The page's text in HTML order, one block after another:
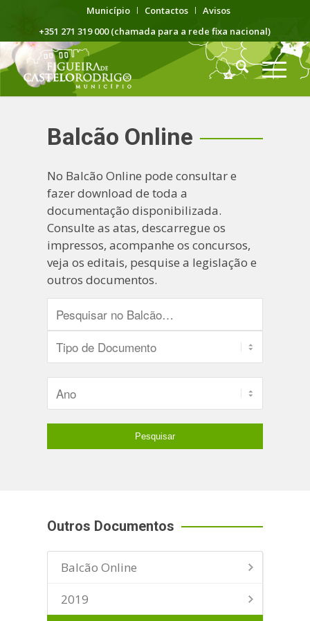
Município Contactos
Avisos
+351 271 319 000 (chamada para a rede fixa nacional)
Balcão Online
No Balcão Online pode consultar e
fazer download de toda a
documentação disponibilizada.
Consulte as atas, descarregue os
impressos, acompanhe os concursos,
veja os editais, pesquise a legislação e
outros documentos.
Outros Documentos
Balcão Online
2019